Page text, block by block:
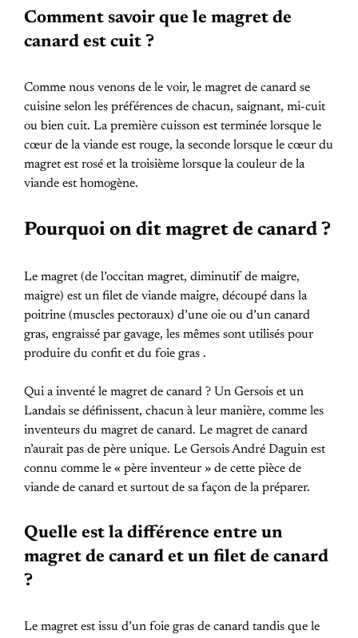
Comment savoir que le magret de
canard est cuit ?
Comme nous venons de le voir, le magret de canard se
cuisine selon les préférences de chacun, saignant, mi-cuit
ou bien cuit. La première cuisson est terminée lorsque le
cœur de la viande est rouge, la seconde lorsque le cœur du
magret est rosé et la troisième lorsque la couleur de la
viande est homogène.
Pourquoi on dit magret de canard ?
Le magret (de l’occitan magret, diminutif de maigre,
maigre) est un filet de viande maigre, découpé dans la
poitrine (muscles pectoraux) d’une oie ou d’un canard
gras, engraissé par gavage, les mêmes sont utilisés pour
produire du confit et du foie gras .
Qui a inventé le magret de canard ? Un Gersois et un
Landais se définissent, chacun à leur manière, comme les
inventeurs du magret de canard. Le magret de canard
n’aurait pas de père unique. Le Gersois André Daguin est
connu comme le « père inventeur » de cette pièce de
viande de canard et surtout de sa façon de la préparer.
Quelle est la différence entre un
magret de canard et un filet de canard
?
Le magret est issu d’un foie gras de canard tandis que le